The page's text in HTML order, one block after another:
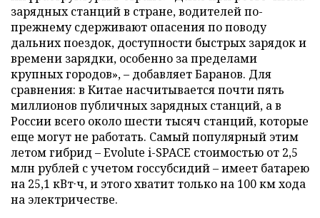
зарядных станций в стране, водителей по-
прежнему сдерживают опасения по поводу
дальних поездок, доступности быстрых зарядок и
времени зарядки, особенно за пределами
крупных городов», – добавляет Баранов. Для
сравнения: в Китае насчитывается почти пять
миллионов публичных зарядных станций, а в
России всего около шести тысяч станций, которые
еще могут не работать. Самый популярный этим
летом гибрид – Evolute i-SPACE стоимостью от 2,5
млн рублей с учетом госсубсидий – имеет батарею
на 25,1 кВт·ч, и этого хватит только на 100 км хода
на электричестве.